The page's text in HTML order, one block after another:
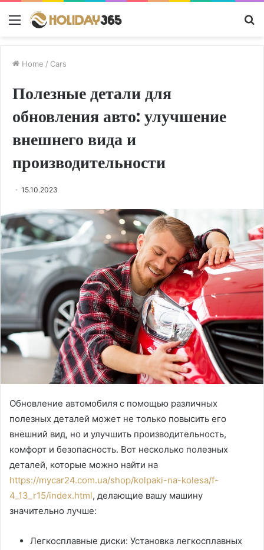
Menu
Home / Cars
Полезные детали для
обновления авто: улучшение
внешнего вида и
производительности
15.10.2023
Обновление автомобиля с помощью различных
полезных деталей может не только повысить его
внешний вид, но и улучшить производительность,
комфорт и безопасность. Вот несколько полезных
деталей, которые можно найти на
https://mycar24.com.ua/shop/kolpaki-na-kolesa/f-
4_13_r15/index.html, делающие вашу машину
значительно лучше:
Легкосплавные диски: Установка легкосплавных